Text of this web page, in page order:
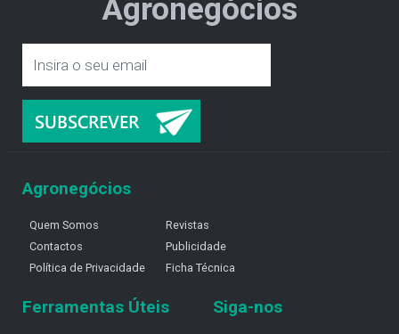
Agronegócios
Agronegócios
Quem Somos
Contactos
Política de Privacidade
Revistas
Publicidade
Ficha Técnica
Ferramentas Úteis Siga-nos